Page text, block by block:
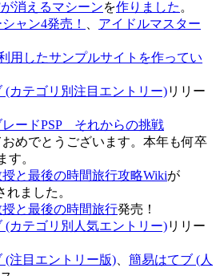
消えるマシーンを作りました 。
ャン4発売！
アイドルマスター
用したサンプルサイトを作ってい
(カテゴリ別注目エントリー)リリー
レードPSP それからの挑戦
めでとうございます。本年も何卒
す。
と最後の時間旅行攻略Wikiが
れました。
と最後の時間旅行発売！
(カテゴリ別人気エントリー)リリー
(注目エントリー版)
簡易はてブ (人